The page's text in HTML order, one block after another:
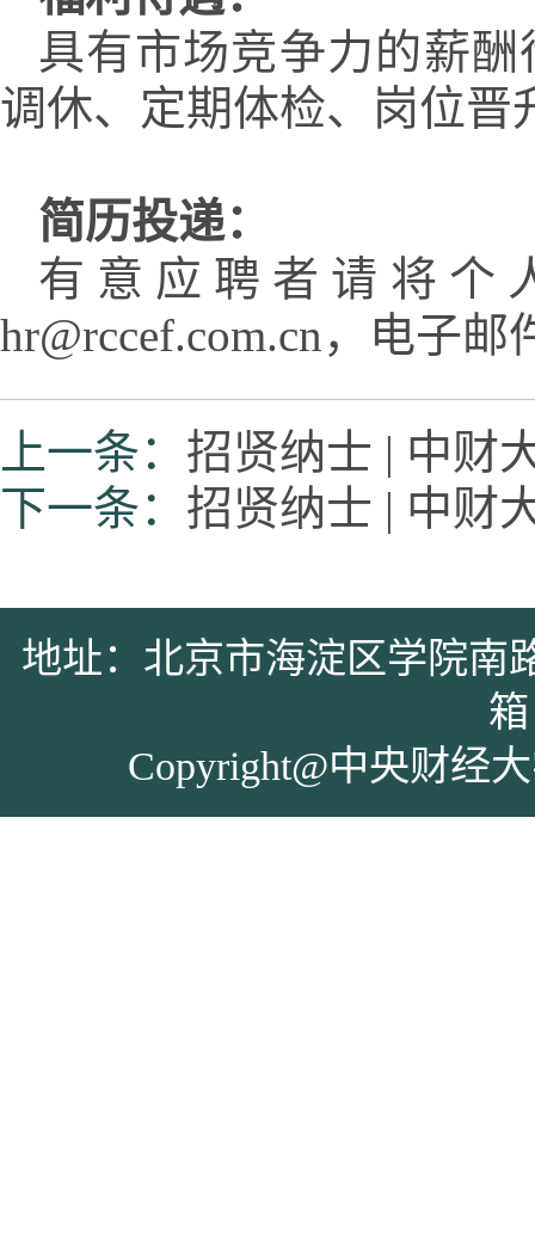
具有市场竞争力的薪
调休、定期体检、岗位晋
简历投递：
有意应聘者请将个
hr@rccef.com.cn，电子
上一条： 招贤纳士 | 中财
下一条： 招贤纳士 | 中财
地址：北京市海淀区学院南
Copyright@中央财经